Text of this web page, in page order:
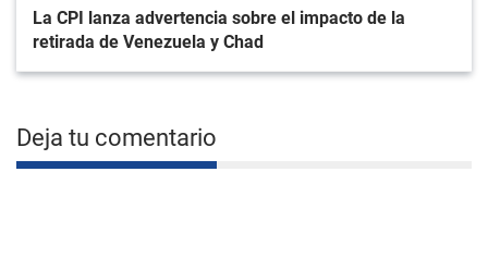
La CPI lanza advertencia sobre el impacto de la
retirada de Venezuela y Chad
Deja tu comentario